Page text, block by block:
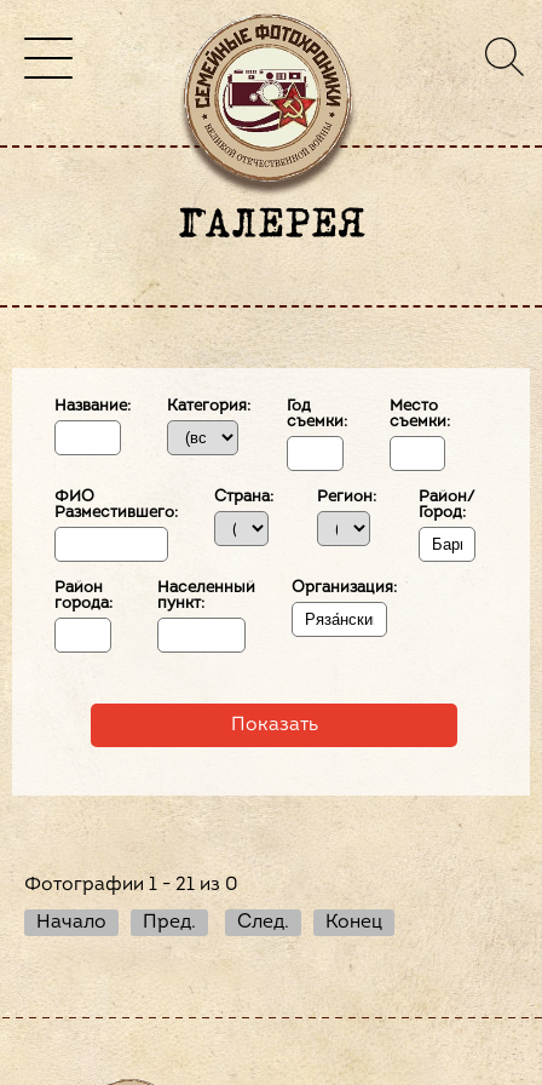
ГАЛЕРЕЯ
Название: Категория:
Год
съемки:
Место
съемки:
ФИО
Разместившего:
Страна: Регион:
Район/
Город:
Район
города:
Населенный
пункт:
Организация:
Фотографии 1 - 21 из 0
Начало
Пред. След. Конец